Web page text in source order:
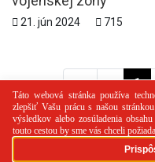
21. jún 2024 715
<< < 1